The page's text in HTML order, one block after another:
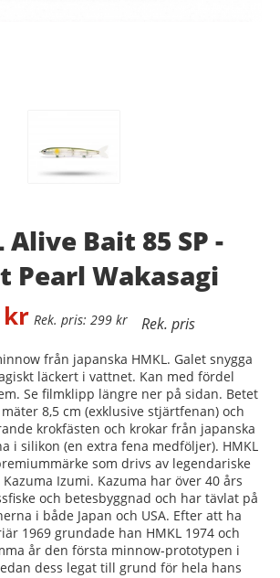
Alive Bait 85 SP -
Pearl Wakasagi
299 kr
kr
från japanska HMKL. Galet snygga
läckert i vattnet. Kan med fördel
Se filmklipp längre ner på sidan. Betet
8,5 cm (exklusive stjärtfenan) och
krokfästen och krokar från japanska
i silikon (en extra fena medföljer). HMKL
som drivs av legendariske
Izumi. Kazuma har över 40 års
och betesbyggnad och har tävlat på
i både Japan och USA. Efter att ha
1969 grundade han HMKL 1974 och
år den första minnow-prototypen i
dess legat till grund för hela hans